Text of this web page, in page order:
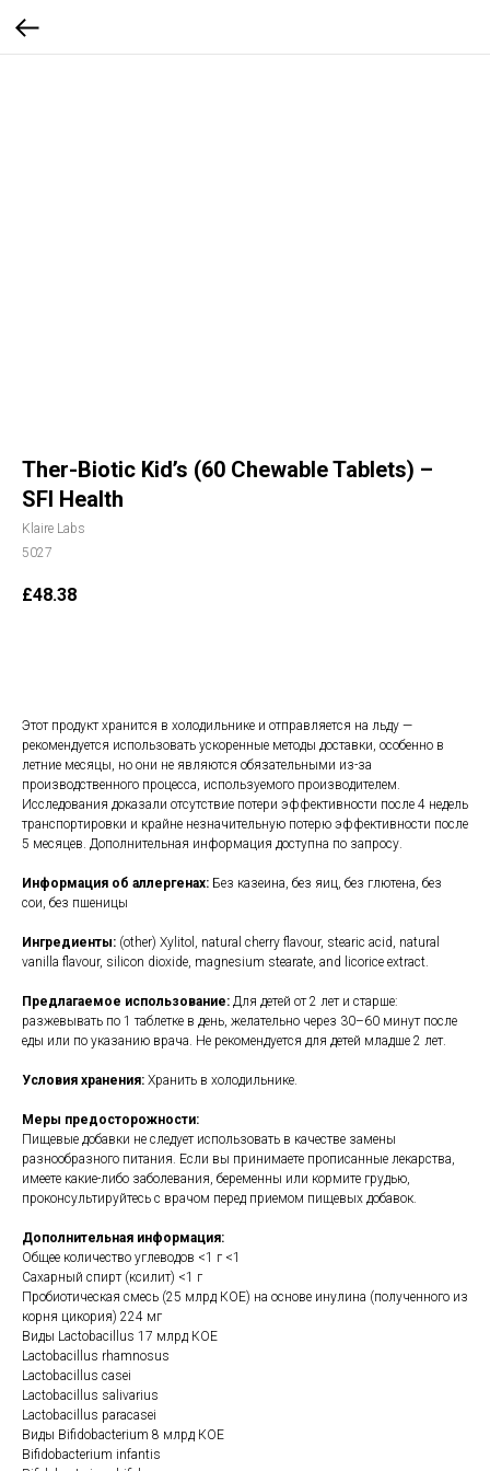
Ther-Biotic Kid’s (60 Chewable Tablets) –
SFI Health
Klaire Labs
5027
£48.38
Этот продукт хранится в холодильнике и отправляется на льду —
рекомендуется использовать ускоренные методы доставки, особенно в
летние месяцы, но они не являются обязательными из-за
производственного процесса, используемого производителем.
Исследования доказали отсутствие потери эффективности после 4 недель
транспортировки и крайне незначительную потерю эффективности после
5 месяцев. Дополнительная информация доступна по запросу.
Информация об аллергенах: Без казеина, без яиц, без глютена, без
сои, без пшеницы
Ингредиенты: (other) Xylitol, natural cherry flavour, stearic acid, natural
vanilla flavour, silicon dioxide, magnesium stearate, and licorice extract.
Предлагаемое использование: Для детей от 2 лет и старше:
разжевывать по 1 таблетке в день, желательно через 30–60 минут после
еды или по указанию врача. Не рекомендуется для детей младше 2 лет.
Условия хранения: Хранить в холодильнике.
Меры предосторожности:
Пищевые добавки не следует использовать в качестве замены
разнообразного питания. Если вы принимаете прописанные лекарства,
имеете какие-либо заболевания, беременны или кормите грудью,
проконсультируйтесь с врачом перед приемом пищевых добавок.
Дополнительная информация:
Общее количество углеводов <1 г <1
Сахарный спирт (ксилит) <1 г
Пробиотическая смесь (25 млрд КОЕ) на основе инулина (полученного из
корня цикория) 224 мг
Виды Lactobacillus 17 млрд КОЕ
Lactobacillus rhamnosus
Lactobacillus casei
Lactobacillus salivarius
Lactobacillus paracasei
Виды Bifidobacterium 8 млрд КОЕ
Bifidobacterium infantis